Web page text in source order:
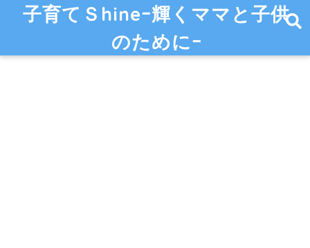
子育てＳhineｰ輝くママと子供
のためにｰ